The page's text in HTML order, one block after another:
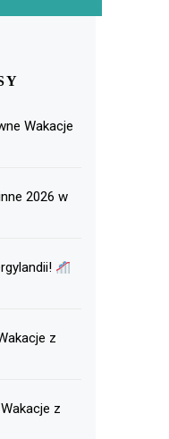
Wakacje
2026 w
z
z